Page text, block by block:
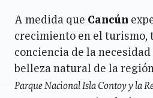
A medida que Cancún
crecimiento en el turismo,
conciencia de la
belleza natural de la
Parque Nacional Isla Contoy y la